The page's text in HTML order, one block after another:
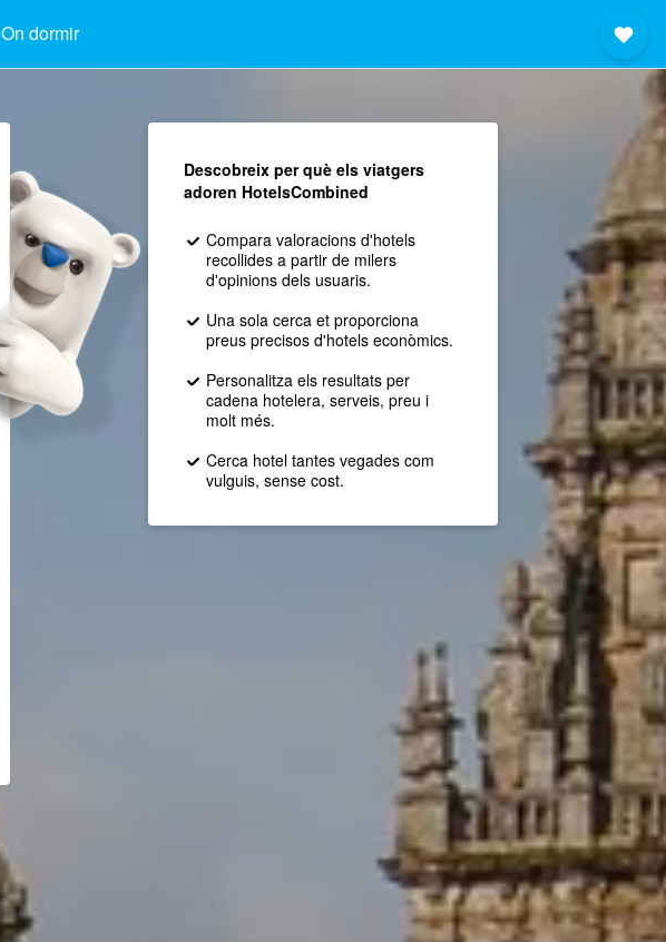
On dormir
Descobreix per què els viatgers
adoren HotelsCombined
Compara valoracions d'hotels
recollides a partir de milers
d'opinions dels usuaris.
Una sola cerca et proporciona
preus precisos d'hotels econòmics.
Personalitza els resultats per
cadena hotelera, serveis, preu i
molt més.
Cerca hotel tantes vegades com
vulguis, sense cost.